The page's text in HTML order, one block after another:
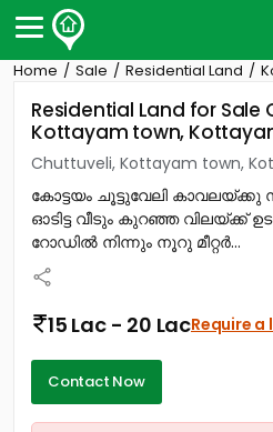
Post Your Property
Post Your Requirement
Properties for Sale
Properties for Rent
Premium Projects
Finance Center
Our Services
Home Sale Residential Land
Residential Land for Sale
Kottayam town,
Chuttuveli, Kottayam town,
കോട്ടയം ചൂട്ടുവേലി
ഓടിട്ട വീടും കുറഞ്ഞ വിലയ്ക്ക്
റോഡിൽ നിന്നും നൂറു മീറ്റർ...
15 Lac - 20 LacRequire a
Contact Now